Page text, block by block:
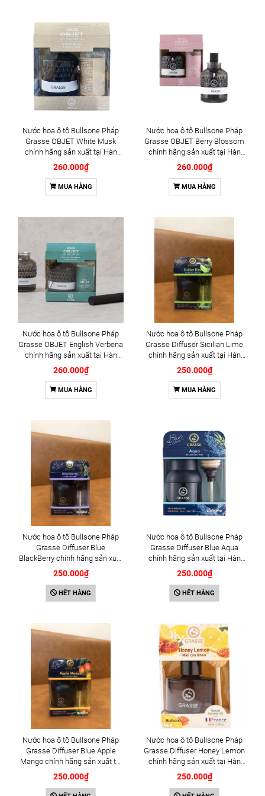
Nước hoa ô tô Bullsone Pháp
Grasse OBJET White Musk
chính hãng sản xuất tại Hàn
Quốc 100% tinh dầu thiên nhiên
- Mùi Xạ Hương Ly Ly trắng
260.000₫
MUA HÀNG
Nước hoa ô tô Bullsone Pháp
Grasse OBJET Berry Blossom
chính hãng sản xuất tại Hàn
Quốc 100% tinh dầu thiên nhiên
- Mùi Hương Cherry
260.000₫
MUA HÀNG
Nước hoa ô tô Bullsone Pháp
Grasse OBJET English Verbena
chính hãng sản xuất tại Hàn
Quốc 100% tinh dầu thiên nhiên
- Mùi Hương cỏ roi ngựa
260.000₫
MUA HÀNG
Nước hoa ô tô Bullsone Pháp
Grasse Diffuser Sicilian Lime
chính hãng sản xuất tại Hàn
Quốc 100% tinh dầu thiên nhiên
- Mùi Hương chanh
250.000₫
MUA HÀNG
Nước hoa ô tô Bullsone Pháp
Grasse Diffuser Blue
BlackBerry chính hãng sản xuất
tại Hàn Quốc 100% tinh dầu
thiên nhiên - Mùi Hương quả
mâm xôi đen
250.000₫
HẾT HÀNG
Nước hoa ô tô Bullsone Pháp
Grasse Diffuser Blue Aqua
chính hãng sản xuất tại Hàn
Quốc 100% tinh dầu thiên nhiên
- Mùi Hương thơm từ đại dương
250.000₫
HẾT HÀNG
Nước hoa ô tô Bullsone Pháp
Grasse Diffuser Blue Apple
Mango chính hãng sản xuất tại
Hàn Quốc 100% tinh dầu thiên
nhiên - Mùi Hương táo xoài
250.000₫
Nước hoa ô tô Bullsone Pháp
Grasse Diffuser Honey Lemon
chính hãng sản xuất tại Hàn
Quốc 100% tinh dầu thiên nhiên
- Mùi Hương chanh mật ong
250.000₫